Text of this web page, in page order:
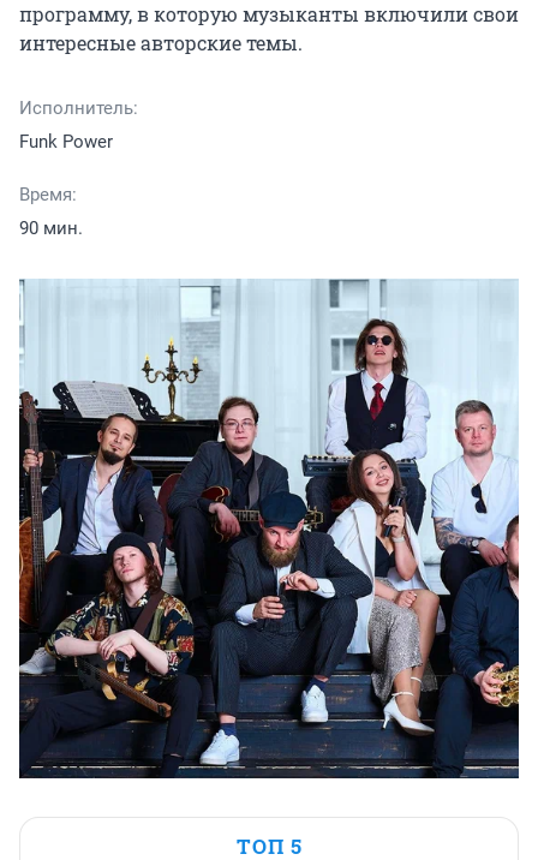
программу, в которую музыканты включили свои
интересные авторские темы.
Исполнитель:
Funk Power
Время:
90 мин.
ТОП 5